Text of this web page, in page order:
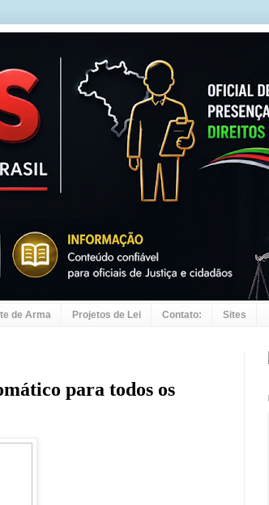
de Arma Projetos de Lei Contato: Sites
para todos os